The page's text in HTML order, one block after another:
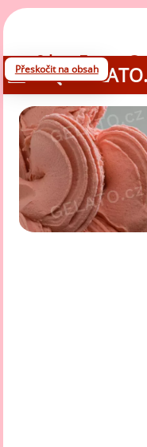
Přeskočit na obsah
2 kg - Frutto